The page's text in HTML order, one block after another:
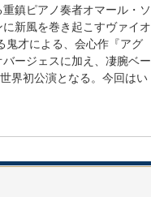
鎮ピアノ奏者オマール・ソ
新風を巻き起こすヴァイオ
鬼才による、会心作『アグ
ージェスに加え、凄腕ベー
界初公演となる。今回はい